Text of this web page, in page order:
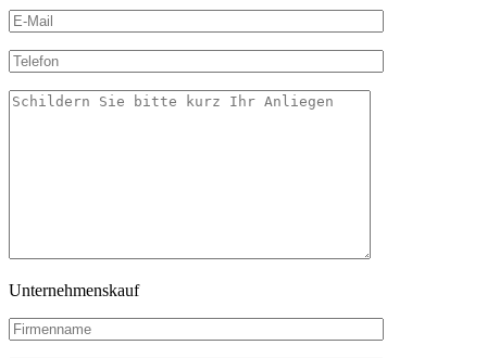
Unternehmenskauf